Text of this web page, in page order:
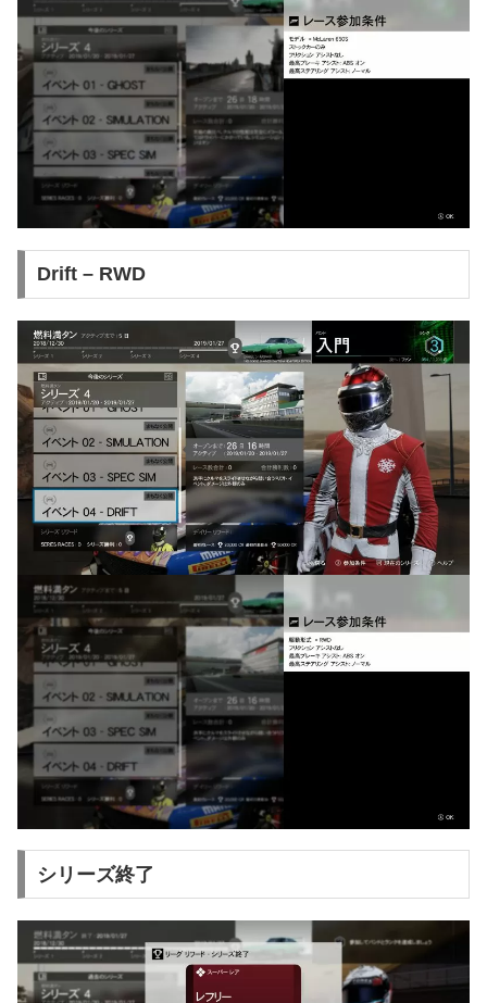
Drift – RWD
シリーズ終了